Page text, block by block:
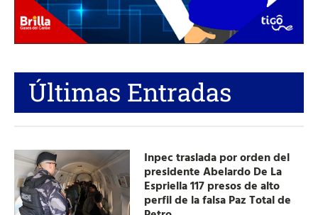
Últimas Entradas
Inpec traslada por orden del
presidente Abelardo De La
Espriella 117 presos de alto
perfil de la falsa Paz Total de